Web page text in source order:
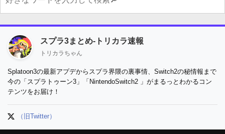
スプラ3まとめ-トリカラ速報
トリカラちゃん
Splatoon3の最新アプデからスプラ界隈の裏事情、Switch2の秘情報まで
今の「スプラトゥーン3」「NintendoSwitch2 」がまるっとわかるコン
テンツをお届け！
（旧Twitter）